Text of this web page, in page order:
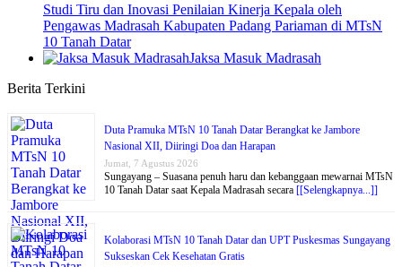
Studi Tiru dan Inovasi Penilaian Kinerja Kepala oleh
Pengawas Madrasah Kabupaten Padang Pariaman di MTsN
10 Tanah Datar
Jaksa Masuk Madrasah
Berita Terkini
Duta Pramuka MTsN 10 Tanah Datar Berangkat ke Jambore
Nasional XII, Diiringi Doa dan Harapan
Jumat, 7 Agustus 2026
Sungayang – Suasana penuh haru dan kebanggaan mewarnai MTsN
10 Tanah Datar saat Kepala Madrasah secara [[Selengkapnya...]]
Kolaborasi MTsN 10 Tanah Datar dan UPT Puskesmas Sungayang
Sukseskan Cek Kesehatan Gratis